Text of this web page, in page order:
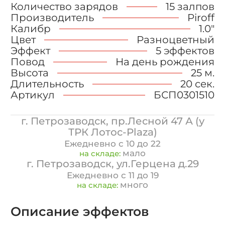
Количество зарядов
15 залпов
Производитель
Piroff
Калибр
1.0"
Цвет
Разноцветный
Эффект
5 эффектов
Повод
На день рождения
Высота
25 м.
Длительность
20 сек.
Артикул
БСП0301510
г. Петрозаводск, пр.Лесной 47 А (у
ТРК Лотос-Plaza)
Ежедневно с 10 до 22
на складе: мало
г. Петрозаводск, ул.Герцена д.29
Ежедневно с 11 до 19
на складе: много
Описание эффектов